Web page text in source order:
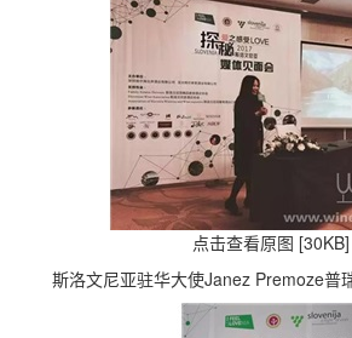
点击查看原图 [30KB]
斯洛文尼亚驻华大使Janez Premoze普瑞